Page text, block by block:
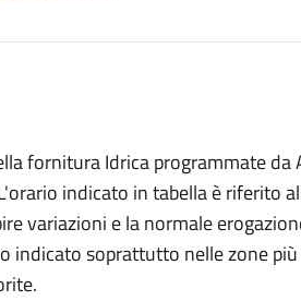
fornitura Idrica programmate da
indicato in tabella è riferito
variazioni e la normale
indicato soprattutto nelle zone più